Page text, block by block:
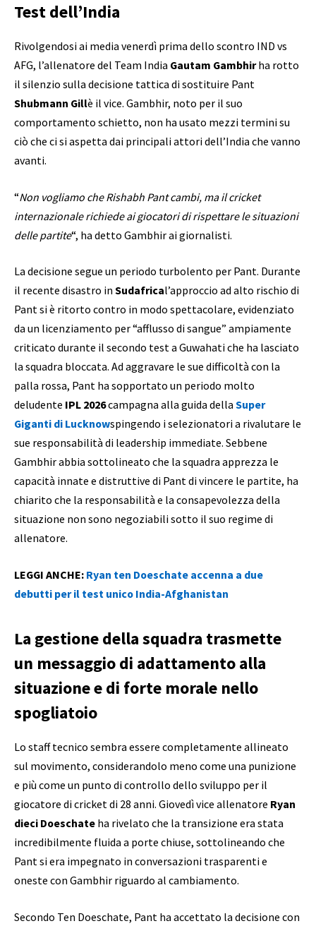
Test dell’India
Rivolgendosi ai media venerdì prima dello scontro IND vs
AFG, l’allenatore del Team India Gautam Gambhirha rotto
il silenzio sulla decisione tattica di sostituire Pant
Shubmann Gillè il vice. Gambhir, noto per il suo
comportamento schietto, non ha usato mezzi termini su
ciò che ci si aspetta dai principali attori dell’India che vanno
avanti.
“Non vogliamo che Rishabh Pant cambi, ma il cricket
internazionale richiede ai giocatori di rispettare le situazioni
delle partite“, ha detto Gambhir ai giornalisti.
La decisione segue un periodo turbolento per Pant. Durante
il recente disastro in Sudafrical’approccio ad alto rischio di
Pant si è ritorto contro in modo spettacolare, evidenziato
da un licenziamento per “afflusso di sangue” ampiamente
criticato durante il secondo test a Guwahati che ha lasciato
la squadra bloccata. Ad aggravare le sue difficoltà con la
palla rossa, Pant ha sopportato un periodo molto
deludente IPL 2026campagna alla guida della Super
Giganti di Lucknowspingendo i selezionatori a rivalutare le
sue responsabilità di leadership immediate. Sebbene
Gambhir abbia sottolineato che la squadra apprezza le
capacità innate e distruttive di Pant di vincere le partite, ha
chiarito che la responsabilità e la consapevolezza della
situazione non sono negoziabili sotto il suo regime di
allenatore.
LEGGI ANCHE: Ryan ten Doeschate accenna a due
debutti per il test unico India-Afghanistan
La gestione della squadra trasmette
un messaggio di adattamento alla
situazione e di forte morale nello
spogliatoio
Lo staff tecnico sembra essere completamente allineato
sul movimento, considerandolo meno come una punizione
e più come un punto di controllo dello sviluppo per il
giocatore di cricket di 28 anni. Giovedì vice allenatore Ryan
dieci Doeschate ha rivelato che la transizione era stata
incredibilmente fluida a porte chiuse, sottolineando che
Pant si era impegnato in conversazioni trasparenti e
oneste con Gambhir riguardo al cambiamento.
Secondo Ten Doeschate, Pant ha accettato la decisione con